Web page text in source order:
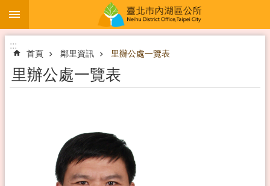
跳到主要內容區塊
:::
首頁 鄰里資訊 里辦公處一覽表
里辦公處一覽表